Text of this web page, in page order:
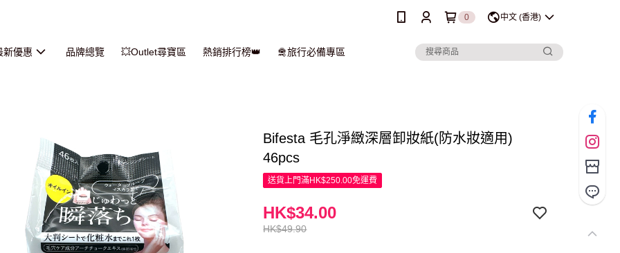
0 中文 (香港)
新優惠 品牌總覽 💥Outlet尋寶區 熱銷排行榜👑 🛅旅行必備專區
Bifesta 毛孔淨緻深層卸妝紙(防水妝適用)
46pcs
送貨上門滿HK$250.00免運費
HK$49.90
HK$34.00